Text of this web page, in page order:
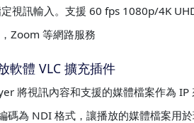
視訊輸入。支援 60 fps 1080p/4K
Zoom 等網路服務
軟體 VLC 擴充插件
將視訊內容和支援的媒體檔案作為 IP
碼為 NDI 格式，讓播放的媒體檔案用